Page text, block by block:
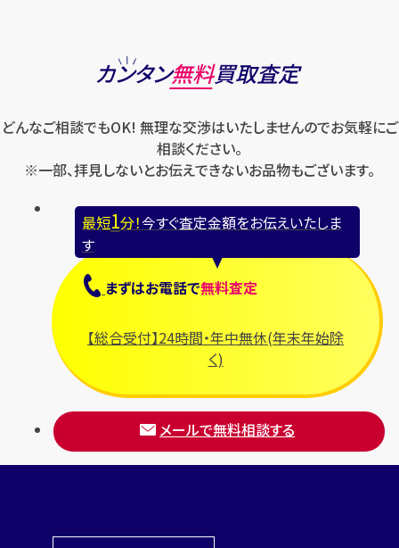
カンタン無料買取査定
どんなご相談でもOK! 無理な交渉はいたしませんのでお気軽にご
相談ください。
※一部、拝見しないとお伝えできないお品物もございます。
最短1分！今すぐ査定金額をお伝えいたしま
す
まずはお電話で無料査定
【総合受付】24時間・年中無休(年末年始除
く)
メールで無料相談する